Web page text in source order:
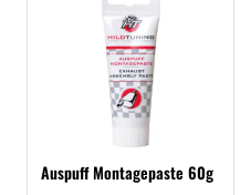
Auspuff Montagepaste 60g